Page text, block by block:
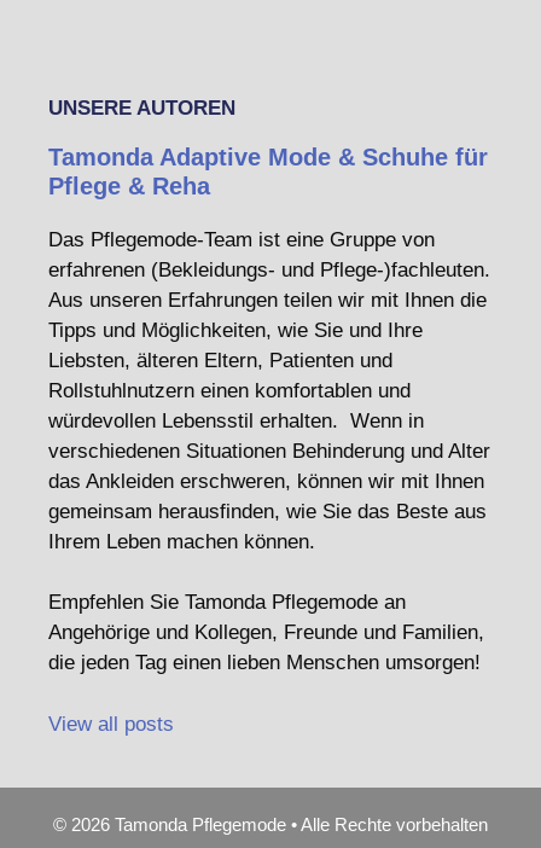
UNSERE AUTOREN
Tamonda Adaptive Mode & Schuhe für
Pflege & Reha
Das Pflegemode-Team ist eine Gruppe von
erfahrenen (Bekleidungs- und Pflege-)fachleuten.
Aus unseren Erfahrungen teilen wir mit Ihnen die
Tipps und Möglichkeiten, wie Sie und Ihre
Liebsten, älteren Eltern, Patienten und
Rollstuhlnutzern einen komfortablen und
würdevollen Lebensstil erhalten. Wenn in
verschiedenen Situationen Behinderung und Alter
das Ankleiden erschweren, können wir mit Ihnen
gemeinsam herausfinden, wie Sie das Beste aus
Ihrem Leben machen können.
Empfehlen Sie Tamonda Pflegemode an
Angehörige und Kollegen, Freunde und Familien,
die jeden Tag einen lieben Menschen umsorgen!
View all posts
© 2026 Tamonda Pflegemode • Alle Rechte vorbehalten